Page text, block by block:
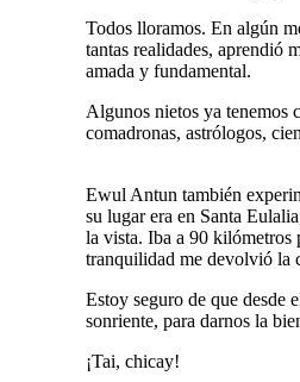
Todos lloramos. En algún
tantas realidades, aprendió
amada y fundamental.
Algunos nietos ya tenemos
comadronas, astrólogos,
Ewul Antun también
su lugar era en Santa
la vista. Iba a 90 kilómetros
tranquilidad me devolvió la
Estoy seguro de que desde
sonriente, para darnos la
¡Tai, chicay!